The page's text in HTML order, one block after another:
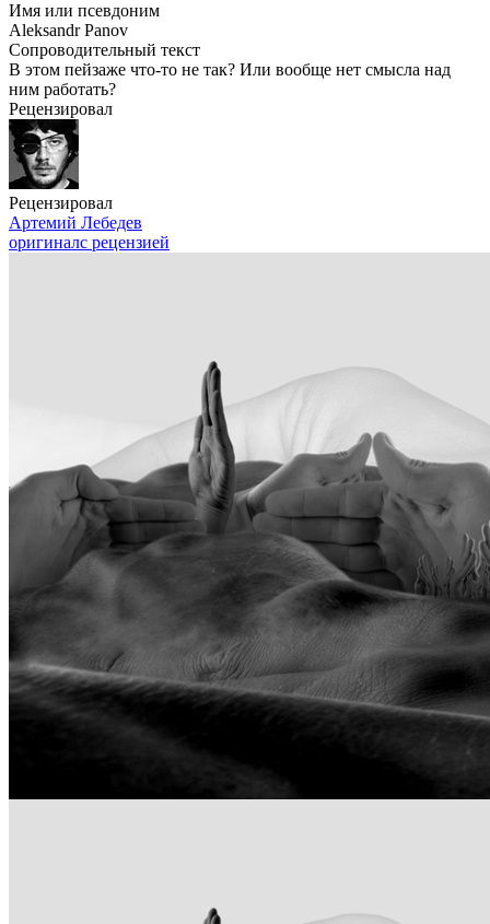
Имя или псевдоним
Aleksandr Panov
Сопроводительный текст
В этом пейзаже что-то не так? Или вообще нет смысла над
ним работать?
Рецензировал
Рецензировал
Артемий Лебедев
оригиналс рецензией